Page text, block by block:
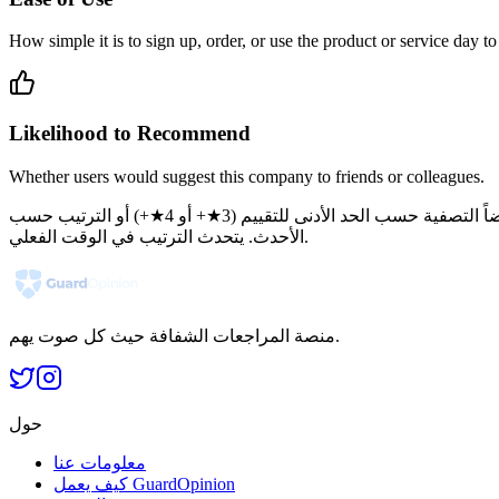
How simple it is to sign up, order, or use the product or service day
Likelihood to Recommend
Whether users would suggest this company to friends or colleagues.
يقوم معظم المستخدمين بالترتيب حسب الأكثر مراجعات أو التصفية حسب المعتمدة فقط للعثور على منصات ذات سجل حافل. يمكنك أيضاً التصفية حسب الحد الأدنى للتقييم (3★+ أو 4★+) أو الترتيب حسب
الأحدث. يتحدث الترتيب في الوقت الفعلي.
منصة المراجعات الشفافة حيث كل صوت يهم.
حول
معلومات عنا
كيف يعمل GuardOpinion